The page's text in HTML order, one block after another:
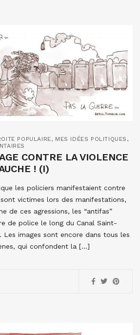
POPULAIRE, MES IDÉES POLITIQUES ,
CONTRE LA VIOLENCE
! (I)
les policiers manifestaient contre
victimes lors des manifestations,
de ces agressions, les “antifas”
de police le long du Canal Saint-
Les images sont encore dans tous les
qui confondent la […]